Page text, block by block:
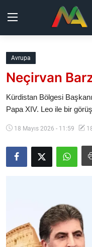
Kurdistan
Bölgeler
Yaşam
Güncel
Analiz
Video
Avrupa
Neçirvan
Kürdistan Bölgesi
Papa XIV. Leo ile bir
18 Mayıs 2026 - 11:59